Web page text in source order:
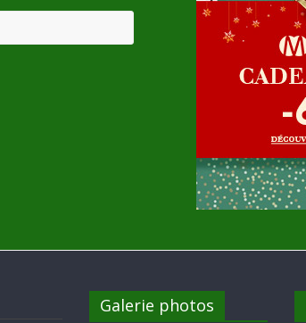
Galerie photos